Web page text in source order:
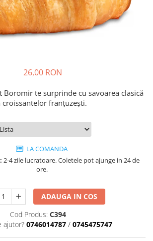
26,00 RON
Boromir te surprinde cu savoarea clasică
croissantelor franțuzești.
LA COMANDA
2-4 zile lucratoare. Coletele pot ajunge in 24 de
ore.
ADAUGA IN COS
Cod Produs: C394
ajutor? 0746014787 / 0745475747